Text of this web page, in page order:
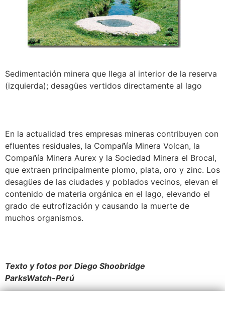
Sedimentación minera que llega al interior de la reserva
(izquierda); desagües vertidos directamente al lago
En la actualidad tres empresas mineras contribuyen con
efluentes residuales, la Compañía Minera Volcan, la
Compañía Minera Aurex y la Sociedad Minera el Brocal,
que extraen principalmente plomo, plata, oro y zinc. Los
desagües de las ciudades y poblados vecinos, elevan el
contenido de materia orgánica en el lago, elevando el
grado de eutrofización y causando la muerte de
muchos organismos.
Texto y fotos por Diego Shoobridge
ParksWatch-Perú